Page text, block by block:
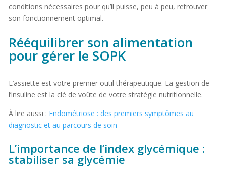
conditions nécessaires pour qu’il puisse, peu à peu, retrouver
son fonctionnement optimal.
Rééquilibrer son alimentation
pour gérer le SOPK
L’assiette est votre premier outil thérapeutique. La gestion de
l’insuline est la clé de voûte de votre stratégie nutritionnelle.
À lire aussi : Endométriose : des premiers symptômes au
diagnostic et au parcours de soin
L’importance de l’index glycémique :
stabiliser sa glycémie